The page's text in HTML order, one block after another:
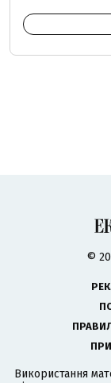
©
Використання